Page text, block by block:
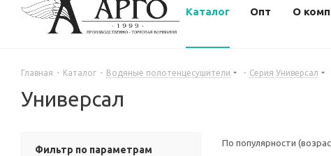
Каталог Опт О
Главная - Каталог - Водяные полотенцесушители - Серия Универсал
Универсал
По популярности
Фильтр по параметрам